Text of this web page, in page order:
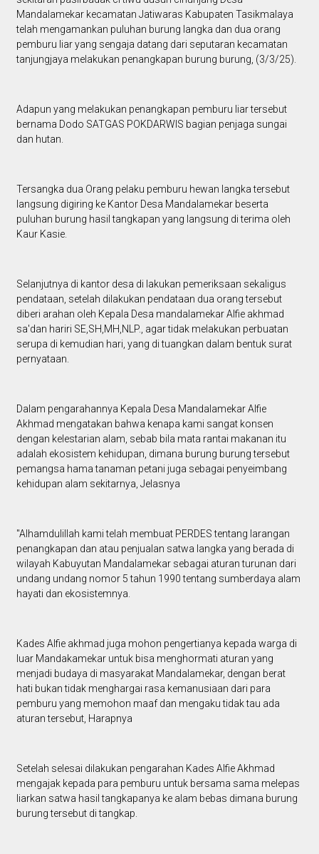
Mandalamekar kecamatan Jatiwaras Kabupaten Tasikmalaya
telah mengamankan puluhan burung langka dan dua orang
pemburu liar yang sengaja datang dari seputaran kecamatan
tanjungjaya melakukan penangkapan burung burung, (3/3/25).
Adapun yang melakukan penangkapan pemburu liar tersebut
bernama Dodo SATGAS POKDARWIS bagian penjaga sungai
dan hutan.
Tersangka dua Orang pelaku pemburu hewan langka tersebut
langsung digiring ke Kantor Desa Mandalamekar beserta
puluhan burung hasil tangkapan yang langsung di terima oleh
Kaur Kasie.
Selanjutnya di kantor desa di lakukan pemeriksaan sekaligus
pendataan, setelah dilakukan pendataan dua orang tersebut
diberi arahan oleh Kepala Desa mandalamekar Alfie akhmad
sa'dan hariri SE,SH,MH,NLP., agar tidak melakukan perbuatan
serupa di kemudian hari, yang di tuangkan dalam bentuk surat
pernyataan.
Dalam pengarahannya Kepala Desa Mandalamekar Alfie
Akhmad mengatakan bahwa kenapa kami sangat konsen
dengan kelestarian alam, sebab bila mata rantai makanan itu
adalah ekosistem kehidupan, dimana burung burung tersebut
pemangsa hama tanaman petani juga sebagai penyeimbang
kehidupan alam sekitarnya, Jelasnya
"Alhamdulillah kami telah membuat PERDES tentang larangan
penangkapan dan atau penjualan satwa langka yang berada di
wilayah Kabuyutan Mandalamekar sebagai aturan turunan dari
undang undang nomor 5 tahun 1990 tentang sumberdaya alam
hayati dan ekosistemnya.
Kades Alfie akhmad juga mohon pengertianya kepada warga di
luar Mandakamekar untuk bisa menghormati aturan yang
menjadi budaya di masyarakat Mandalamekar, dengan berat
hati bukan tidak menghargai rasa kemanusiaan dari para
pemburu yang memohon maaf dan mengaku tidak tau ada
aturan tersebut, Harapnya
Setelah selesai dilakukan pengarahan Kades Alfie Akhmad
mengajak kepada para pemburu untuk bersama sama melepas
liarkan satwa hasil tangkapanya ke alam bebas dimana burung
burung tersebut di tangkap.